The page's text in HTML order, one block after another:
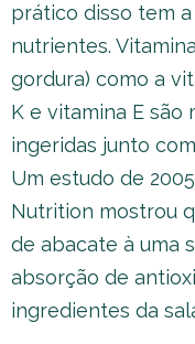
prático disso tem
nutrientes.
gordura) como a
K e vitamina E são
ingeridas junto
Um estudo de
Nutrition mostrou
de abacate à uma
absorção de
ingredientes da